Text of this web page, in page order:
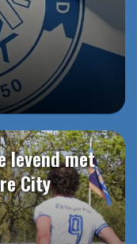
levend met
City